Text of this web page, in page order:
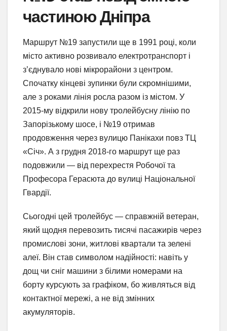
частиною Дніпра
Маршрут №19 запустили ще в 1991 році, коли
місто активно розвивало електротранспорт і
з’єднувало нові мікрорайони з центром.
Спочатку кінцеві зупинки були скромнішими,
але з роками лінія росла разом із містом. У
2015-му відкрили нову тролейбусну лінію по
Запорізькому шосе, і №19 отримав
продовження через вулицю Панікахи повз ТЦ
«Січ». А з грудня 2018-го маршрут ще раз
подовжили — від перехрестя Робочої та
Професора Герасюта до вулиці Національної
Гвардії.
Сьогодні цей тролейбус — справжній ветеран,
який щодня перевозить тисячі пасажирів через
промислові зони, житлові квартали та зелені
алеї. Він став символом надійності: навіть у
дощ чи сніг машини з білими номерами на
борту курсують за графіком, бо живляться від
контактної мережі, а не від змінних
акумуляторів.